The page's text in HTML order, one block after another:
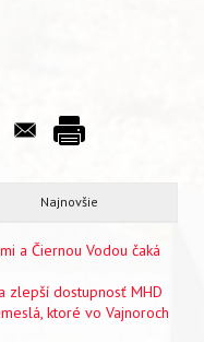
Najnovšie
a Čiernou Vodou čaká
zlepší dostupnosť MHD
ktoré vo Vajnoroch